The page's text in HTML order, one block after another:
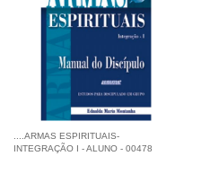
....ARMAS ESPIRITUAIS-
INTEGRAÇÃO I - ALUNO - 00478